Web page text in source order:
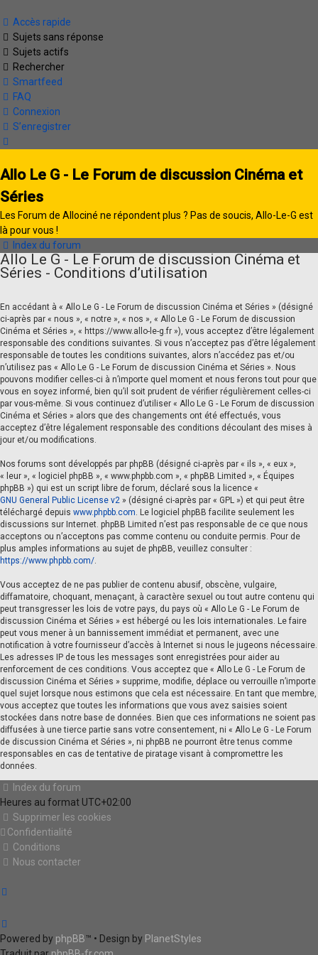
Accès rapide
Sujets sans réponse
Sujets actifs
Rechercher
Smartfeed
FAQ
Connexion
S’enregistrer
Allo Le G - Le Forum de discussion Cinéma et
Séries
Les Forum de Allociné ne répondent plus ? Pas de soucis, Allo-Le-G est
là pour vous !
Index du forum
Allo Le G - Le Forum de discussion Cinéma et
Séries - Conditions d’utilisation
En accédant à « Allo Le G - Le Forum de discussion Cinéma et Séries » (désigné
ci-après par « nous », « notre », « nos », « Allo Le G - Le Forum de discussion
Cinéma et Séries », « https://www.allo-le-g.fr »), vous acceptez d’être légalement
responsable des conditions suivantes. Si vous n’acceptez pas d’être légalement
responsable de toutes les conditions suivantes, alors n’accédez pas et/ou
n’utilisez pas « Allo Le G - Le Forum de discussion Cinéma et Séries ». Nous
pouvons modifier celles-ci à n’importe quel moment et nous ferons tout pour que
vous en soyez informé, bien qu’il soit prudent de vérifier régulièrement celles-ci
par vous-même. Si vous continuez d’utiliser « Allo Le G - Le Forum de discussion
Cinéma et Séries » alors que des changements ont été effectués, vous
acceptez d’être légalement responsable des conditions découlant des mises à
jour et/ou modifications.
Nos forums sont développés par phpBB (désigné ci-après par « ils », « eux »,
« leur », « logiciel phpBB », « www.phpbb.com », « phpBB Limited », « Équipes
phpBB ») qui est un script libre de forum, déclaré sous la licence «
GNU General Public License v2 » (désigné ci-après par « GPL ») et qui peut être
téléchargé depuis www.phpbb.com. Le logiciel phpBB facilite seulement les
discussions sur Internet. phpBB Limited n’est pas responsable de ce que nous
acceptons ou n’acceptons pas comme contenu ou conduite permis. Pour de
plus amples informations au sujet de phpBB, veuillez consulter :
https://www.phpbb.com/.
Vous acceptez de ne pas publier de contenu abusif, obscène, vulgaire,
diffamatoire, choquant, menaçant, à caractère sexuel ou tout autre contenu qui
peut transgresser les lois de votre pays, du pays où « Allo Le G - Le Forum de
discussion Cinéma et Séries » est hébergé ou les lois internationales. Le faire
peut vous mener à un bannissement immédiat et permanent, avec une
notification à votre fournisseur d’accès à Internet si nous le jugeons nécessaire.
Les adresses IP de tous les messages sont enregistrées pour aider au
renforcement de ces conditions. Vous acceptez que « Allo Le G - Le Forum de
discussion Cinéma et Séries » supprime, modifie, déplace ou verrouille n’importe
quel sujet lorsque nous estimons que cela est nécessaire. En tant que membre,
vous acceptez que toutes les informations que vous avez saisies soient
stockées dans notre base de données. Bien que ces informations ne soient pas
diffusées à une tierce partie sans votre consentement, ni « Allo Le G - Le Forum
de discussion Cinéma et Séries », ni phpBB ne pourront être tenus comme
responsables en cas de tentative de piratage visant à compromettre les
données.
Index du forum
Heures au format UTC+02:00
Supprimer les cookies
Confidentialité
Conditions
Nous contacter
Powered by phpBB™ • Design by PlanetStyles